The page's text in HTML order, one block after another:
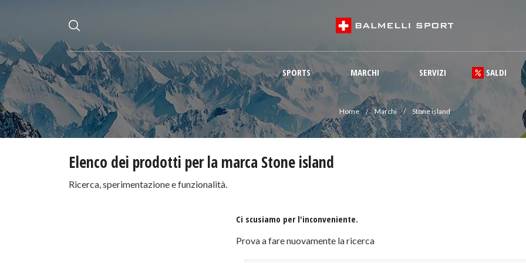
SPORTS MARCHI SERVIZI SALDI
Home Marchi Stone island
Elenco dei prodotti per la marca Stone island
Ricerca, sperimentazione e funzionalità.
Ci scusiamo per l'inconveniente.
Prova a fare nuovamente la ricerca